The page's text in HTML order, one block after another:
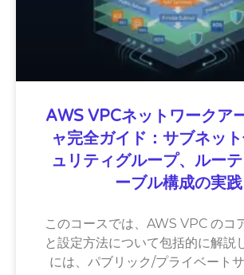
AWS VPCネットワークア
ャ完全ガイド：サブネッ
ュリティグループ、ルー
ーブル構成の実践
このコースでは、AWS VPC のコ
と設定方法について包括的に解説
には、パブリック/プライベート